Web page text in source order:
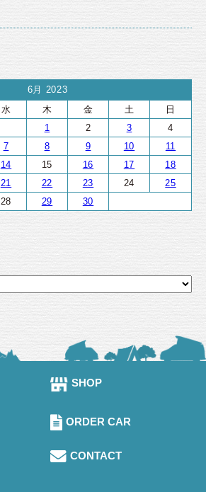
6月 2023
水 木 金 土
日
1
2 3
4
7 8 9 10
11
14 15 16 17
18
21 22 23 24
25
28 29
30
SHOP
ORDER CAR
CONTACT